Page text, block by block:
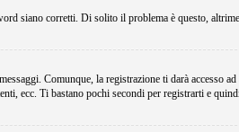
siano corretti. Di solito il problema è questo,
Comunque, la registrazione ti darà
ecc. Ti bastano pochi secondi per registrarti e